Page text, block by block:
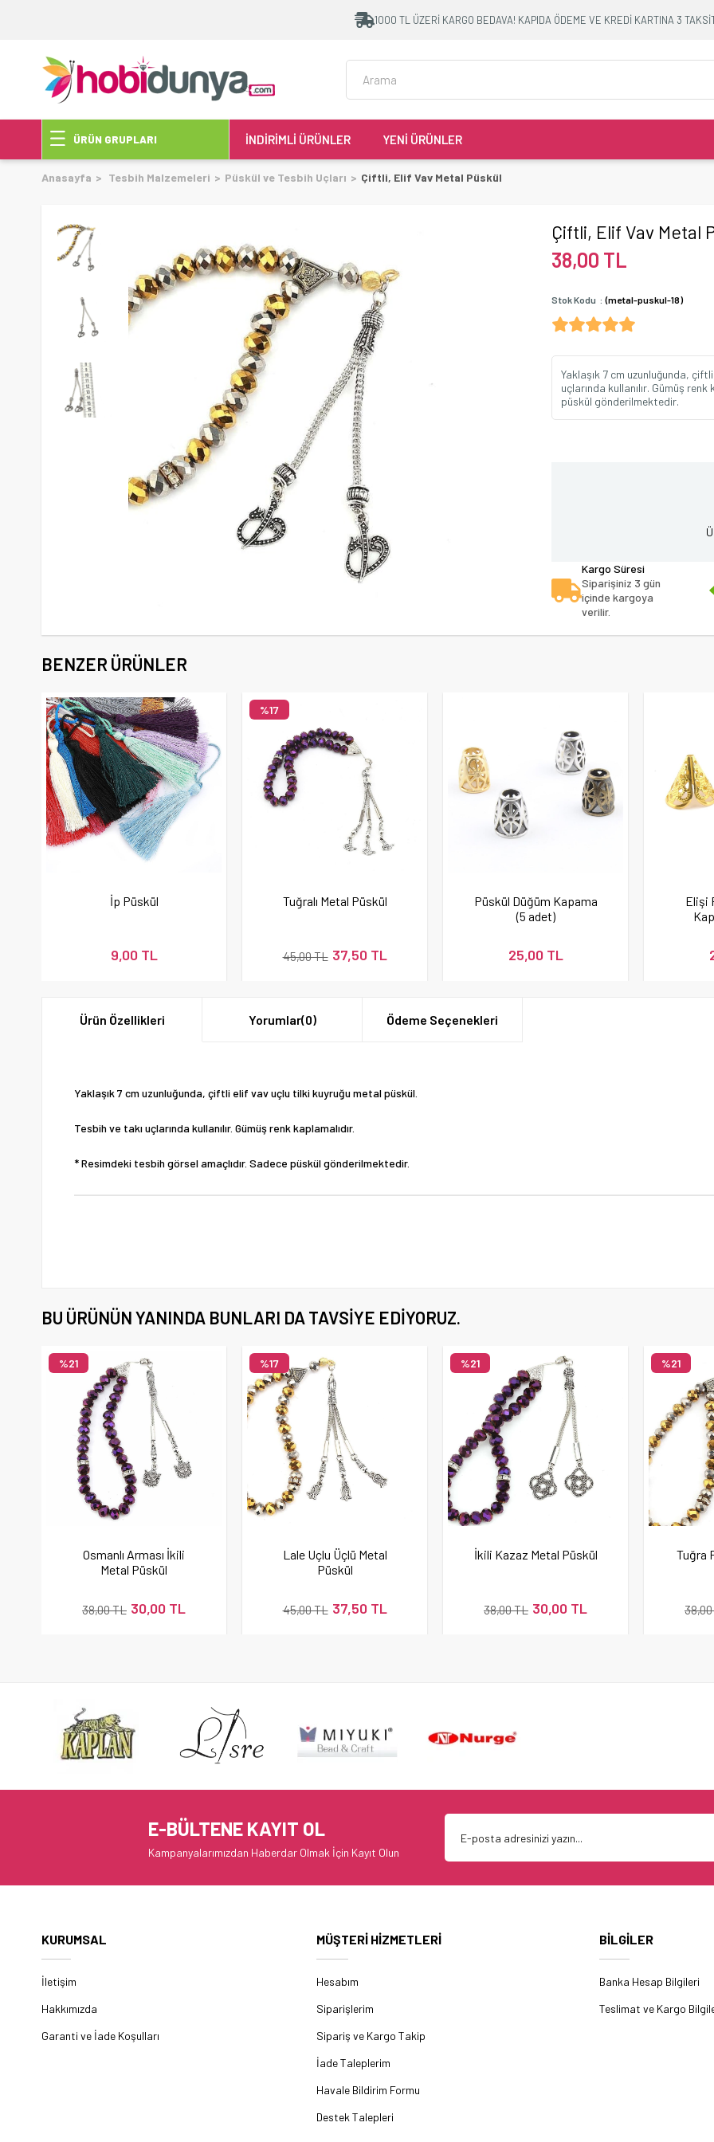
1000 TL ÜZERİ KARGO BEDAVA! KAPIDA ÖDEME VE KREDİ KARTINA 3
ÜRÜN GRUPLARI İNDİRİMLİ ÜRÜNLER YENİ ÜRÜNLER
Anasayfa Tesbih Malzemeleri Püskül ve Tesbih Uçları Çiftli, Elif Vav Metal Püskül
Çiftli, Elif Vav Metal
38,00 TL
Stok Kodu (metal-puskul-18)
Yaklaşık 7 cm uzunluğunda,
uçlarında kullanılır. Gümüş
püskül gönderilmektedir.
Kargo Süresi
Siparişiniz 3 gün
içinde kargoya
verilir.
BENZER ÜRÜNLER
İp Püskül
9,00 TL
Tuğralı Metal Püskül
37,50 TL
45,00 TL
%17
Püskül Düğüm Kapama
(5 adet)
25,00 TL
Elişi
Ürün Özellikleri Yorumlar(0) Ödeme Seçenekleri
Yaklaşık 7 cm uzunluğunda, çiftli elif vav uçlu tilki kuyruğu metal püskül.
Tesbih ve takı uçlarında kullanılır. Gümüş renk kaplamalıdır.
* Resimdeki tesbih görsel amaçlıdır. Sadece püskül gönderilmektedir.
BU ÜRÜNÜN YANINDA BUNLARI DA TAVSIYE EDIYORUZ.
Osmanlı Arması İkili
Metal Püskül
30,00 TL
38,00 TL
%21
Lale Uçlu Üçlü Metal
Püskül
37,50 TL
45,00 TL
%17
İkili Kazaz Metal Püskül
30,00 TL
38,00 TL
%21
Tuğra
%21
E-BÜLTENE KAYIT OL
Kampanyalarımızdan Haberdar Olmak İçin Kayıt Olun
KURUMSAL
İletişim
Hakkımızda
Garanti ve İade Koşulları
MÜŞTERİ HİZMETLERİ
Hesabım
Siparişlerim
Sipariş ve Kargo Takip
İade Taleplerim
Havale Bildirim Formu
Destek Talepleri
BİLGİLER
Banka Hesap Bilgileri
Teslimat ve Kargo